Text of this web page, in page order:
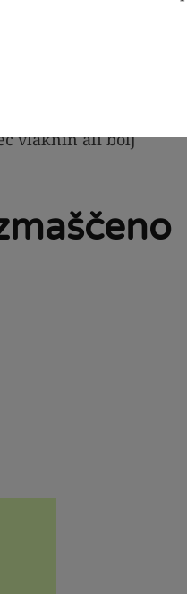
vlaknin ali bolj